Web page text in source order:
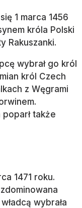
1 marca 1456
króla Polski
Rakuszanki.
wybrał go król
król Czech
z Węgrami
także
1471 roku.
wybrała